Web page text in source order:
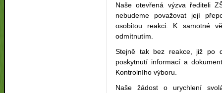
Naše otevřená výzva řediteli
nebudeme považovat její
osobitou reakci. K samotné
odmítnutím.
Stejně tak bez reakce, již po
poskytnutí informací a
Kontrolního výboru.
Naše žádost o urychlení